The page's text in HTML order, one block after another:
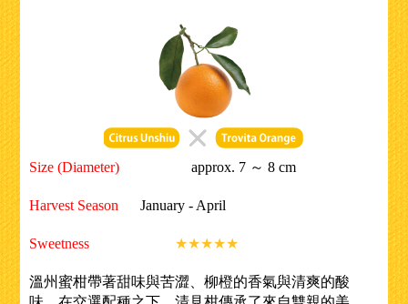
Size (Diameter) approx. 7 ～ 8 cm
Harvest Season January - April
Sweetness ★★★★★
溫州蜜柑帶著甜味與苦澀、柳橙的香氣與清爽的酸